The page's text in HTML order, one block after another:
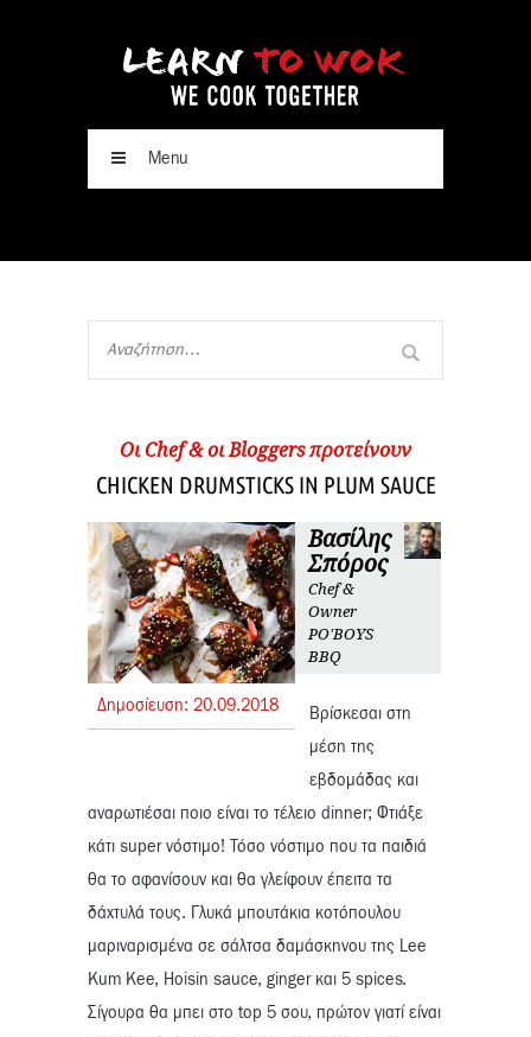
Menu
Oι Chef & οι Βloggers προτείνουν
CHICKEN DRUMSTICKS IN PLUM SAUCE
Δημοσίευση: 20.09.2018
Βασίλης
Σπόρος
Chef &
Owner
PO'BOYS
BBQ
Βρίσκεσαι στη
μέση της
εβδομάδας και
αναρωτιέσαι ποιο είναι το τέλειο dinner; Φτιάξε
κάτι super νόστιμο! Τόσο νόστιμο που τα παιδιά
θα το αφανίσουν και θα γλείφουν έπειτα τα
δάχτυλά τους. Γλυκά μπουτάκια κοτόπουλου
μαριναρισμένα σε σάλτσα δαμάσκηνου της Lee
Kum Kee, Hoisin sauce, ginger και 5 spices.
Σίγουρα θα μπει στο top 5 σου, πρώτον γιατί είναι